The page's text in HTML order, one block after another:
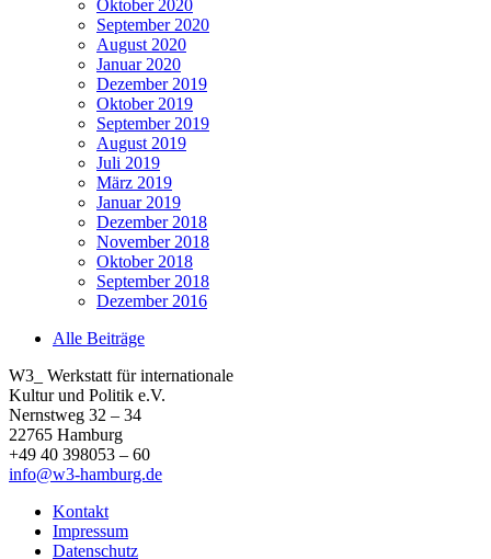
Oktober 2020
September 2020
August 2020
Januar 2020
Dezember 2019
Oktober 2019
September 2019
August 2019
Juli 2019
März 2019
Januar 2019
Dezember 2018
November 2018
Oktober 2018
September 2018
Dezember 2016
Alle Beiträge
W3_ Werkstatt für internationale
Kultur und Politik e.V.
Nernstweg 32 – 34
22765 Hamburg
+49 40 398053 – 60
info@w3-hamburg.de
Kontakt
Impressum
Datenschutz